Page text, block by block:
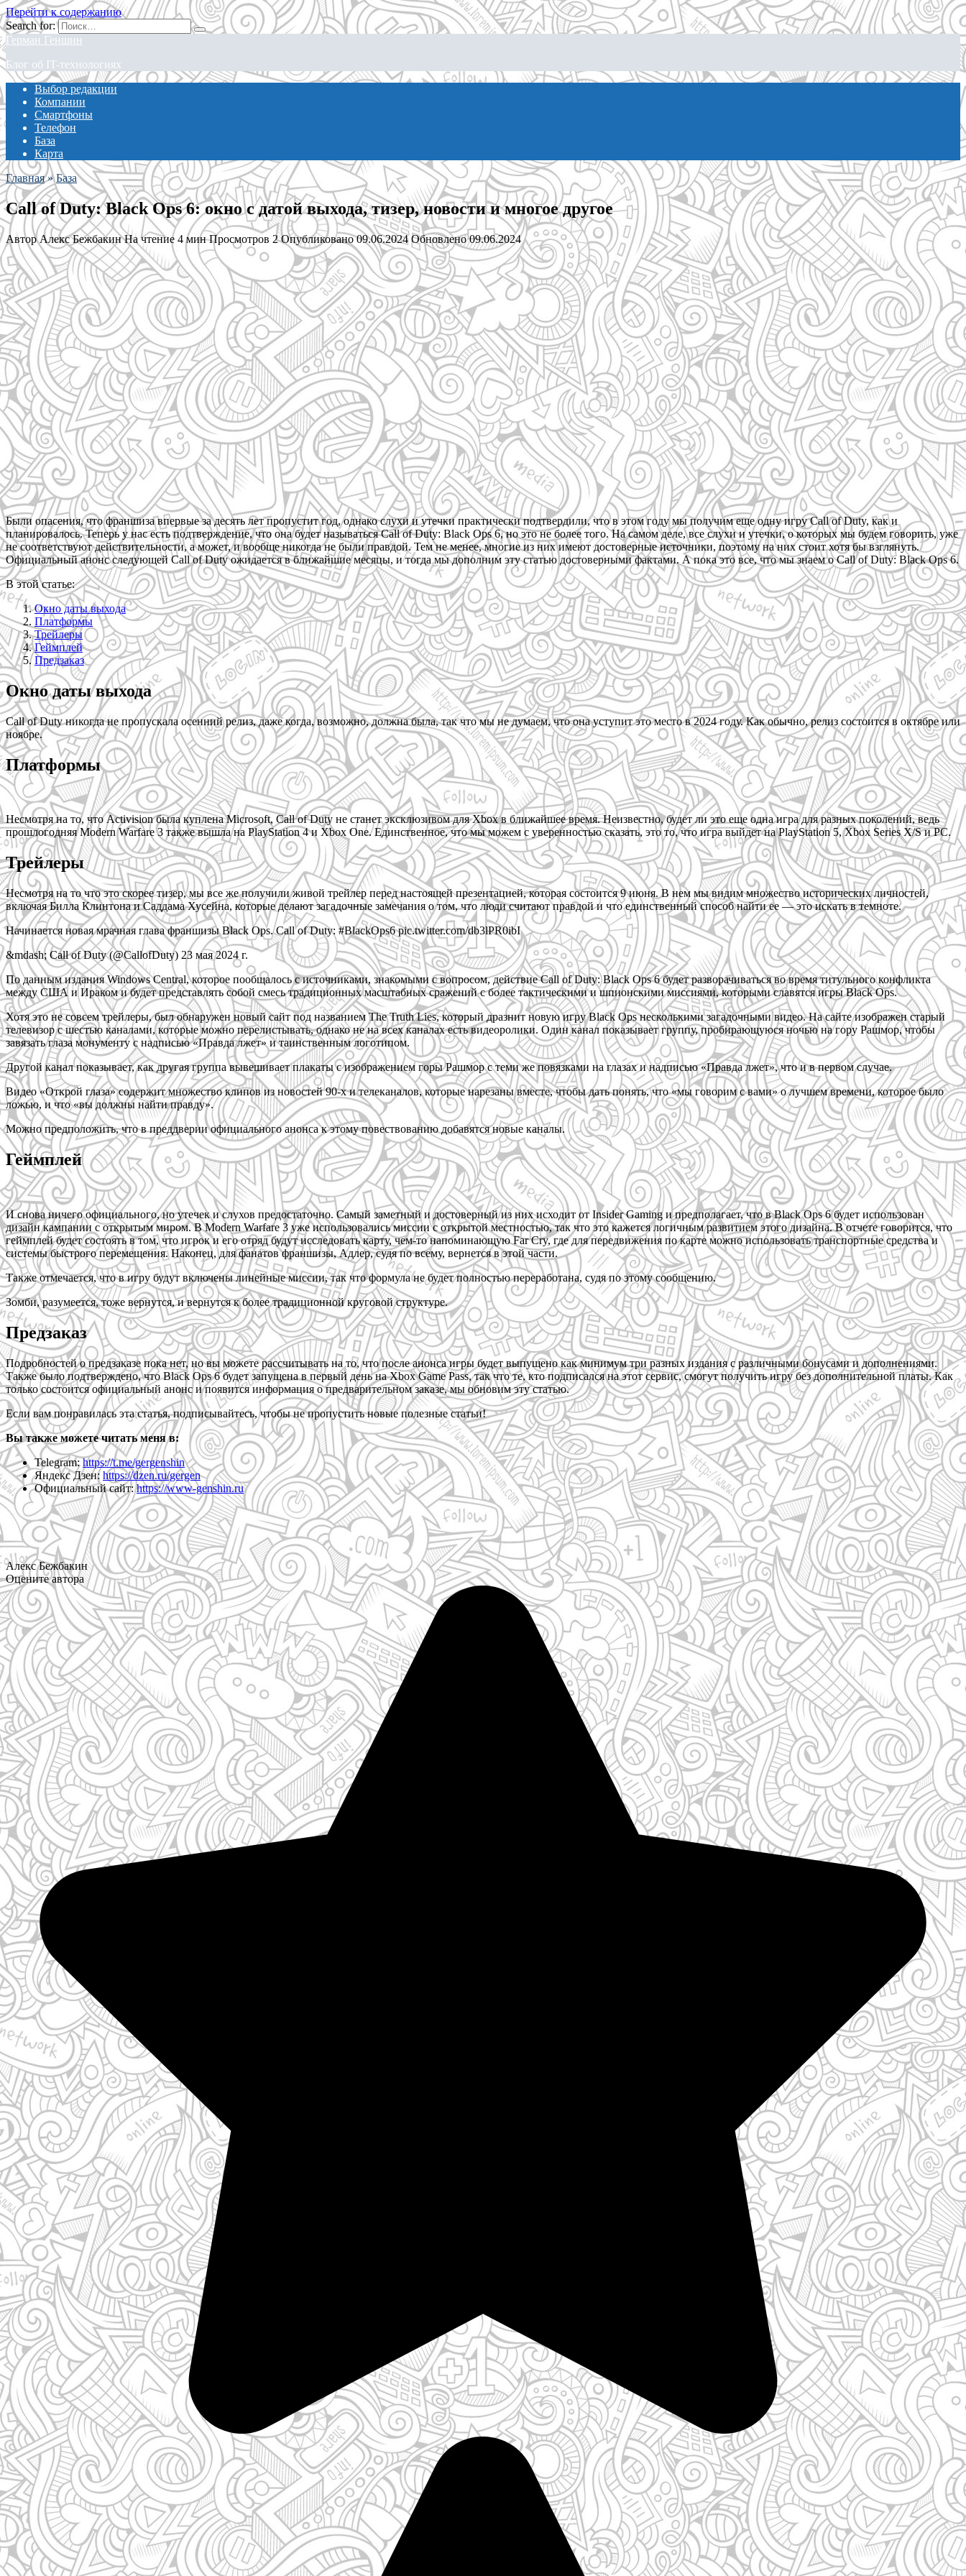
Перейти к содержанию
Search for:
Герман Геншин
Блог об IT-технологиях
Выбор редакции
Компании
Смартфоны
Телефон
База
Карта
Главная » База
Call of Duty: Black Ops 6: окно с датой выхода, тизер, новости и многое другое
АвторАлекс Бежбакин На чтение 4 мин Просмотров 2 Опубликовано 09.06.2024 Обновлено 09.06.2024
Были опасения, что франшиза впервые за десять лет пропустит год, однако слухи и утечки практически подтвердили, что в этом году мы получим еще одну игру Call of Duty, как и
планировалось. Теперь у нас есть подтверждение, что она будет называться Call of Duty: Black Ops 6, но это не более того. На самом деле, все слухи и утечки, о которых мы будем говорить, уже
не соответствуют действительности, а может, и вообще никогда не были правдой. Тем не менее, многие из них имеют достоверные источники, поэтому на них стоит хотя бы взглянуть.
Официальный анонс следующей Call of Duty ожидается в ближайшие месяцы, и тогда мы дополним эту статью достоверными фактами. А пока это все, что мы знаем о Call of Duty: Black Ops 6.
В этой статье:
Окно даты выхода
Платформы
Трейлеры
Геймплей
Предзаказ
Окно даты выхода
Call of Duty никогда не пропускала осенний релиз, даже когда, возможно, должна была, так что мы не думаем, что она уступит это место в 2024 году. Как обычно, релиз состоится в октябре или
ноябре.
Платформы
Несмотря на то, что Activision была куплена Microsoft, Call of Duty не станет эксклюзивом для Xbox в ближайшее время. Неизвестно, будет ли это еще одна игра для разных поколений, ведь
прошлогодняя Modern Warfare 3 также вышла на PlayStation 4 и Xbox One. Единственное, что мы можем с уверенностью сказать, это то, что игра выйдет на PlayStation 5, Xbox Series X/S и PC.
Трейлеры
Несмотря на то что это скорее тизер, мы все же получили живой трейлер перед настоящей презентацией, которая состоится 9 июня. В нем мы видим множество исторических личностей,
включая Билла Клинтона и Саддама Хусейна, которые делают загадочные замечания о том, что люди считают правдой и что единственный способ найти ее — это искать в темноте.
Начинается новая мрачная глава франшизы Black Ops. Call of Duty: #BlackOps6 pic.twitter.com/db3lPR0ibI
&mdash; Call of Duty (@CallofDuty) 23 мая 2024 г.
По данным издания Windows Central, которое пообщалось с источниками, знакомыми с вопросом, действие Call of Duty: Black Ops 6 будет разворачиваться во время титульного конфликта
между США и Ираком и будет представлять собой смесь традиционных масштабных сражений с более тактическими и шпионскими миссиями, которыми славятся игры Black Ops.
Хотя это не совсем трейлеры, был обнаружен новый сайт под названием The Truth Lies, который дразнит новую игру Black Ops несколькими загадочными видео. На сайте изображен старый
телевизор с шестью каналами, которые можно перелистывать, однако не на всех каналах есть видеоролики. Один канал показывает группу, пробирающуюся ночью на гору Рашмор, чтобы
завязать глаза монументу с надписью «Правда лжет» и таинственным логотипом.
Другой канал показывает, как другая группа вывешивает плакаты с изображением горы Рашмор с теми же повязками на глазах и надписью «Правда лжет», что и в первом случае.
Видео «Открой глаза» содержит множество клипов из новостей 90-х и телеканалов, которые нарезаны вместе, чтобы дать понять, что «мы говорим с вами» о лучшем времени, которое было
ложью, и что «вы должны найти правду».
Можно предположить, что в преддверии официального анонса к этому повествованию добавятся новые каналы.
Геймплей
И снова ничего официального, но утечек и слухов предостаточно. Самый заметный и достоверный из них исходит от Insider Gaming и предполагает, что в Black Ops 6 будет использован
дизайн кампании с открытым миром. В Modern Warfare 3 уже использовались миссии с открытой местностью, так что это кажется логичным развитием этого дизайна. В отчете говорится, что
геймплей будет состоять в том, что игрок и его отряд будут исследовать карту, чем-то напоминающую Far Cry, где для передвижения по карте можно использовать транспортные средства и
системы быстрого перемещения. Наконец, для фанатов франшизы, Адлер, судя по всему, вернется в этой части.
Также отмечается, что в игру будут включены линейные миссии, так что формула не будет полностью переработана, судя по этому сообщению.
Зомби, разумеется, тоже вернутся, и вернутся к более традиционной круговой структуре.
Предзаказ
Подробностей о предзаказе пока нет, но вы можете рассчитывать на то, что после анонса игры будет выпущено как минимум три разных издания с различными бонусами и дополнениями.
Также было подтверждено, что Black Ops 6 будет запущена в первый день на Xbox Game Pass, так что те, кто подписался на этот сервис, смогут получить игру без дополнительной платы. Как
только состоится официальный анонс и появится информация о предварительном заказе, мы обновим эту статью.
Если вам понравилась эта статья, подписывайтесь, чтобы не пропустить новые полезные статьи!
Вы также можете читать меня в:
Telegram:https://t.me/gergenshin
Яндекс Дзен:https://dzen.ru/gergen
Официальный сайт:https://www-genshin.ru
Алекс Бежбакин
Оцените автора